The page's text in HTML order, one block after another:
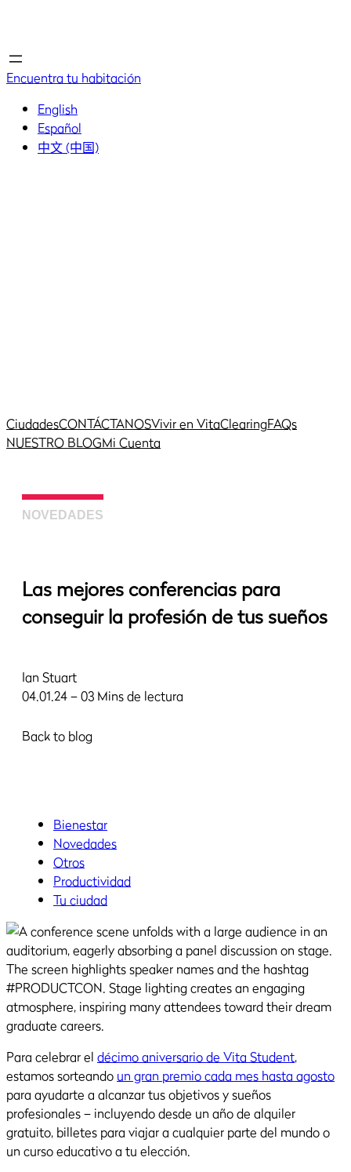
Encuentra tu habitación
English
Español
中文 (中国)
CiudadesCONTÁCTANOSVivir en VitaClearingFAQs
NUESTRO BLOGMi Cuenta
NOVEDADES
Las mejores conferencias para
conseguir la profesión de tus sueños
Ian Stuart
04.01.24 – 03 Mins de lectura
Back to blog
Bienestar
Novedades
Otros
Productividad
Tu ciudad
Para celebrar el décimo aniversario de Vita Student,
estamos sorteando un gran premio cada mes hasta agosto
para ayudarte a alcanzar tus objetivos y sueños
profesionales – incluyendo desde un año de alquiler
gratuito, billetes para viajar a cualquier parte del mundo o
un curso educativo a tu elección.